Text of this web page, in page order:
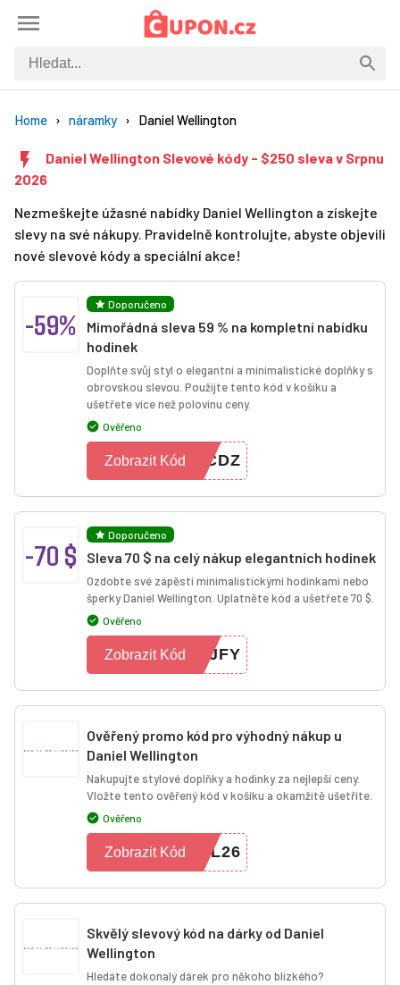
Home náramky Daniel Wellington
Daniel Wellington Slevové kódy - $250 sleva v Srpnu
2026
Nezmeškejte úžasné nabídky Daniel Wellington a získejte
slevy na své nákupy. Pravidelně kontrolujte, abyste objevili
nové slevové kódy a speciální akce!
-59%
Doporučeno
Mimořádná sleva 59 % na kompletní nabídku
hodinek
Doplňte svůj styl o elegantní a minimalistické doplňky s
obrovskou slevou. Použijte tento kód v košíku a
ušetřete více než polovinu ceny.
Ověřeno
YCDZ
Zobrazit Kód
-70 $
Doporučeno
Sleva 70 $ na celý nákup elegantních hodinek
Ozdobte své zápěstí minimalistickými hodinkami nebo
šperky Daniel Wellington. Uplatněte kód a ušetřete 70 $.
Ověřeno
RJFY
Zobrazit Kód
Ověřený promo kód pro výhodný nákup u
Daniel Wellington
Nakupujte stylové doplňky a hodinky za nejlepší ceny.
Vložte tento ověřený kód v košíku a okamžitě ušetříte.
Ověřeno
AL26
Zobrazit Kód
Skvělý slevový kód na dárky od Daniel
Wellington
Hledáte dokonalý dárek pro někoho blízkého?